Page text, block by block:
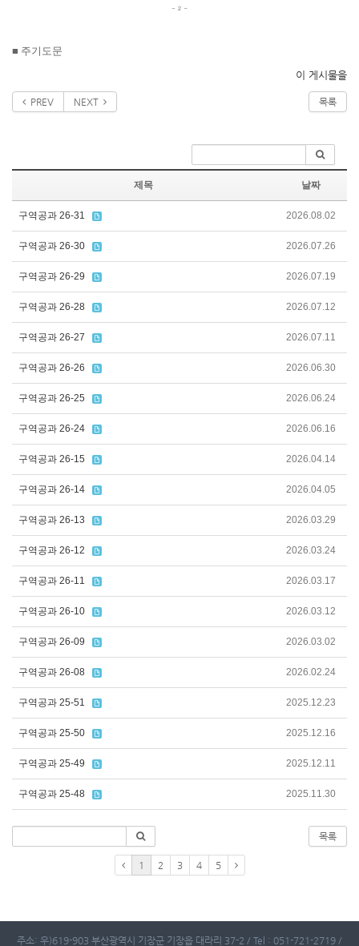
■ 주기도문
이 게시물을
PREV NEXT 목록
제목 날짜
구역공과 26-31 2026.08.02
구역공과 26-30 2026.07.26
구역공과 26-29 2026.07.19
구역공과 26-28 2026.07.12
구역공과 26-27 2026.07.11
구역공과 26-26 2026.06.30
구역공과 26-25 2026.06.24
구역공과 26-24 2026.06.16
구역공과 26-15 2026.04.14
구역공과 26-14 2026.04.05
구역공과 26-13 2026.03.29
구역공과 26-12 2026.03.24
구역공과 26-11 2026.03.17
구역공과 26-10 2026.03.12
구역공과 26-09 2026.03.02
구역공과 26-08 2026.02.24
구역공과 25-51 2025.12.23
구역공과 25-50 2025.12.16
구역공과 25-49 2025.12.11
구역공과 25-48 2025.11.30
목록
1 2 3 4 5
주소: 우)619-903 부산광역시 기장군 기장읍 대라리 37-2 / Tel : 051-721-2719 /